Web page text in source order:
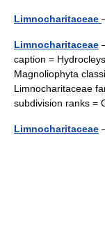
Limnocharitaceae
Limnocharitaceae
caption =
Magnoliophyta
Limnocharitaceae
subdivision ranks
Limnocharitaceae